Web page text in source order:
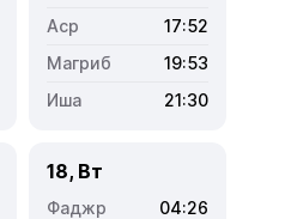
17:52
19:53
21:30
18, Вт
04:26